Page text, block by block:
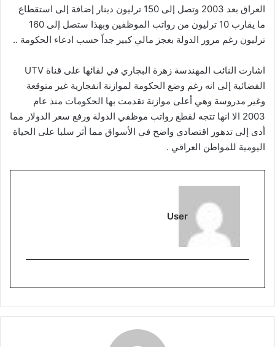
العراق بعد 2003 وتصل إلى 150 ترليون دينار إضافة إلى استقطاع
ما يقارب 10 ترليون من رواتب الموظفين وبهذا ستصل إلى 160
ترليون رغم مرور الدولة بعجز مالي كبير جداً حسب ادعاء الحكومة ..
اشارت النائب المهندسة زهرة البچاري في لقائها على قناة UTV
الفضائية إلى انه رغم وضع الحكومة لموازنة انفجارية غير متوقعة
وغير مدروسة وهي أعلى موازنة تقدمت بها الحكومات منذ عام
2003 الا انها تتجه لقطع رواتب موظفي الدولة ورفع سعر الدولار مما
أدى إلى تدهور اقتصادي واضح في الأسواق مما أثر سلبا على الحياة
اليومية للمواطن العراقي .
User